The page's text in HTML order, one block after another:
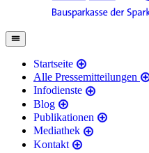
Startseite
Alle Pressemitteilungen
Infodienste
Blog
Publikationen
Mediathek
Kontakt